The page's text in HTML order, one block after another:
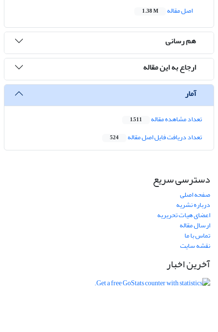
اصل مقاله
1.38 M
هم رسانی
ارجاع به این مقاله
آمار
تعداد مشاهده مقاله 1,511
تعداد دریافت فایل اصل مقاله 524
دسترسی سریع
صفحه اصلی
درباره نشریه
اعضای هیات تحریریه
ارسال مقاله
تماس با ما
نقشه سایت
آخرین اخبار